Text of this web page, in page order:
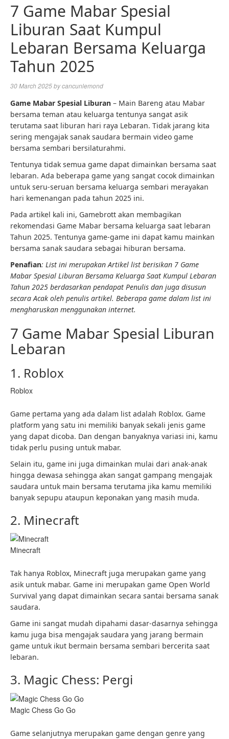
7 Game Mabar Spesial
Liburan Saat Kumpul
Lebaran Bersama Keluarga
Tahun 2025
30 March 2025bycancunlemond
Game Mabar Spesial Liburan – Main Bareng atau Mabar
bersama teman atau keluarga tentunya sangat asik
terutama saat liburan hari raya Lebaran. Tidak jarang kita
sering mengajak sanak saudara bermain video game
bersama sembari bersilaturahmi.
Tentunya tidak semua game dapat dimainkan bersama saat
lebaran. Ada beberapa game yang sangat cocok dimainkan
untuk seru-seruan bersama keluarga sembari merayakan
hari kemenangan pada tahun 2025 ini.
Pada artikel kali ini, Gamebrott akan membagikan
rekomendasi Game Mabar bersama keluarga saat lebaran
Tahun 2025. Tentunya game-game ini dapat kamu mainkan
bersama sanak saudara sebagai hiburan bersama.
Penafian: List ini merupakan Artikel list berisikan 7 Game
Mabar Spesial Liburan Bersama Keluarga Saat Kumpul Lebaran
Tahun 2025 berdasarkan pendapat Penulis dan juga disusun
secara Acak oleh penulis artikel. Beberapa game dalam list ini
mengharuskan menggunakan internet.
7 Game Mabar Spesial Liburan
Lebaran
1. Roblox
Roblox
Game pertama yang ada dalam list adalah Roblox. Game
platform yang satu ini memiliki banyak sekali jenis game
yang dapat dicoba. Dan dengan banyaknya variasi ini, kamu
tidak perlu pusing untuk mabar.
Selain itu, game ini juga dimainkan mulai dari anak-anak
hingga dewasa sehingga akan sangat gampang mengajak
saudara untuk main bersama terutama jika kamu memiliki
banyak sepupu ataupun keponakan yang masih muda.
2. Minecraft
Minecraft
Tak hanya Roblox, Minecraft juga merupakan game yang
asik untuk mabar. Game ini merupakan game Open World
Survival yang dapat dimainkan secara santai bersama sanak
saudara.
Game ini sangat mudah dipahami dasar-dasarnya sehingga
kamu juga bisa mengajak saudara yang jarang bermain
game untuk ikut bermain bersama sembari bercerita saat
lebaran.
3. Magic Chess: Pergi
Magic Chess Go Go
Game selanjutnya merupakan game dengan genre yang